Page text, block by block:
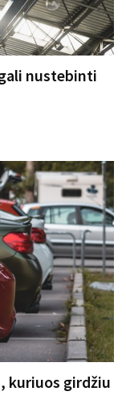
nustebinti
kuriuos girdžiu